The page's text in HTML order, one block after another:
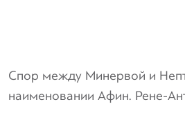
Спор между Минервой и
наименовании Афин. Рене-